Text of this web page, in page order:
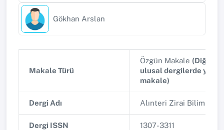
Gökhan Arslan
Makale Türü
Özgün Makale (Diğer
ulusal dergilerde
makale)
Dergi Adı Alınteri Zirai Bilimler
Dergi ISSN 1307-3311